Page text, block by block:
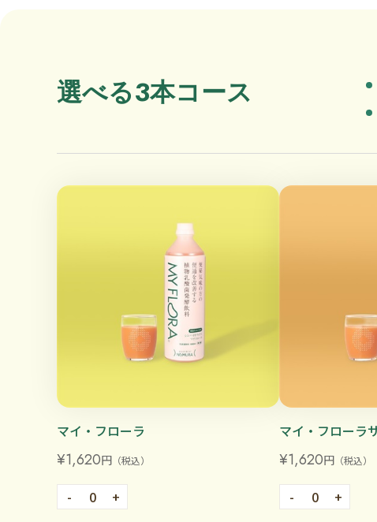
選べる3本コース
マイ・フローラ
¥1,620円 （税込）
- 0 +
マイ・フローラ
¥1,620円 （税込）
- 0 +